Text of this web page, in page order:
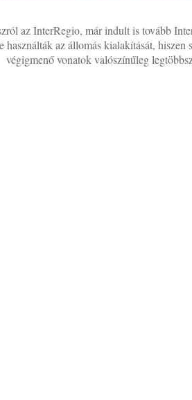
az InterRegio, már indult is tovább
az állomás kialakítását,
végigmenő vonatok valószínűleg